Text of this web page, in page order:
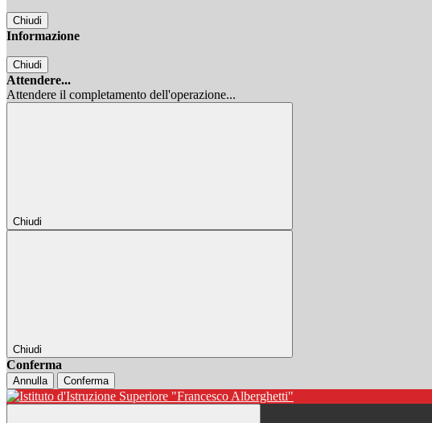
Chiudi
Informazione
Chiudi
Attendere...
Attendere il completamento dell'operazione...
Chiudi
Chiudi
Conferma
Annulla Conferma